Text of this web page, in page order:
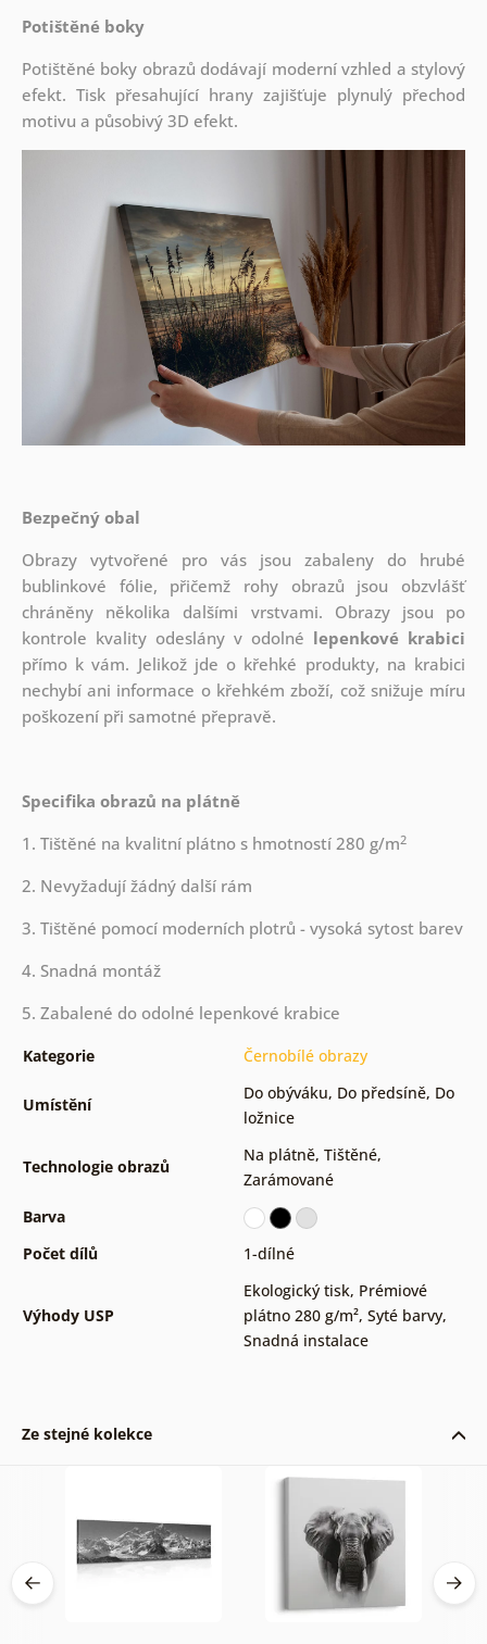
Potištěné boky
Potištěné boky obrazů dodávají moderní vzhled a stylový
efekt. Tisk přesahující hrany zajišťuje plynulý přechod
motivu a působivý 3D efekt.
Bezpečný obal
Obrazy vytvořené pro vás jsou zabaleny do hrubé
bublinkové fólie, přičemž rohy obrazů jsou obzvlášť
chráněny několika dalšími vrstvami. Obrazy jsou po
kontrole kvality odeslány v odolné lepenkové krabici
přímo k vám. Jelikož jde o křehké produkty, na krabici
nechybí ani informace o křehkém zboží, což snižuje míru
poškození při samotné přepravě.
Specifika obrazů na plátně
1. Tištěné na kvalitní plátno s hmotností 280 g/m2
2. Nevyžadují žádný další rám
3. Tištěné pomocí moderních plotrů - vysoká sytost barev
4. Snadná montáž
5. Zabalené do odolné lepenkové krabice
Kategorie Černobílé obrazy
Umístění
Do obýváku, Do předsíně, Do
ložnice
Technologie obrazů
Na plátně, Tištěné,
Zarámované
Barva
Počet dílů
1-dílné
Výhody USP
Ekologický tisk, Prémiové
plátno 280 g/m², Syté barvy,
Snadná instalace
Ze stejné kolekce